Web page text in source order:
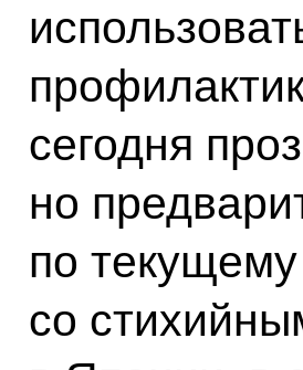
сегодня
но
по
со